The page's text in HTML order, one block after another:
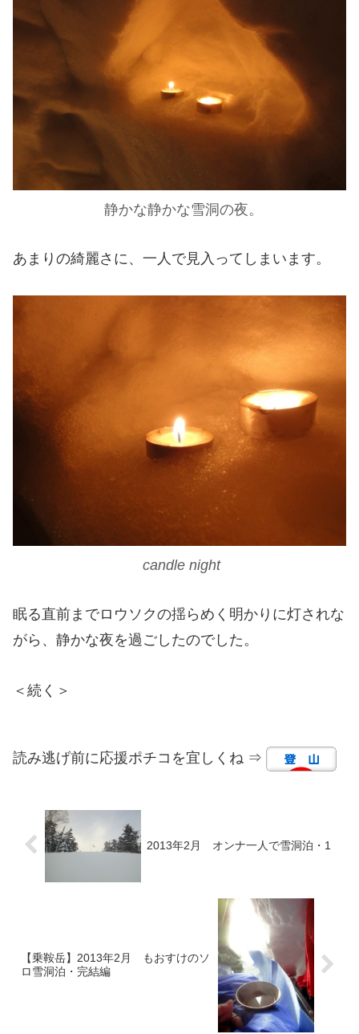
静かな静かな雪洞の夜。
あまりの綺麗さに、一人で見入ってしまいます。
candle night
眠る直前までロウソクの揺らめく明かりに灯されな
がら、静かな夜を過ごしたのでした。
＜続く＞
読み逃げ前に応援ポチコを宜しくね ⇒
2013年2月 オンナ一人で雪洞泊・1
【乗鞍岳】2013年2月 もおすけのソ
ロ雪洞泊・完結編